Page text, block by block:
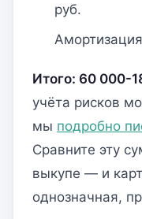
руб.
Итого: 60 000-
учёта рисков
мы подробно
Сравните эту
выкупе — и
однозначная,